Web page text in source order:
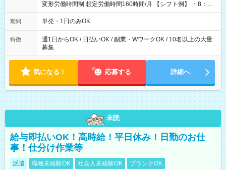
変形労働時間制 想定労働時間160時間/月 【シフト例】 ・8：00
～21：00
期間 単発・1日のみOK
特徴
週1日からOK / 日払いOK / 副業・WワークOK / 10名以上の大量
募集
気になる！ 応募する 詳細へ
未読
給与即払いOK！高時給！平日休み！日勤のお仕
事！仕分け作業等
派遣 職種未経験OK 社会人未経験OK
ブランクOK